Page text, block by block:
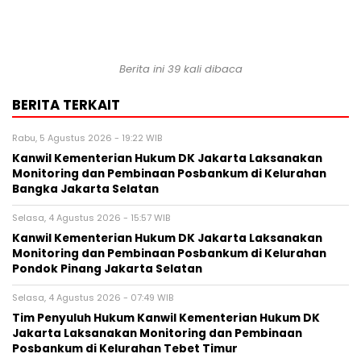
Berita ini 39 kali dibaca
BERITA TERKAIT
Rabu, 5 Agustus 2026 - 19:22 WIB
Kanwil Kementerian Hukum DK Jakarta Laksanakan
Monitoring dan Pembinaan Posbankum di Kelurahan
Bangka Jakarta Selatan
Selasa, 4 Agustus 2026 - 15:57 WIB
Kanwil Kementerian Hukum DK Jakarta Laksanakan
Monitoring dan Pembinaan Posbankum di Kelurahan
Pondok Pinang Jakarta Selatan
Selasa, 4 Agustus 2026 - 07:49 WIB
Tim Penyuluh Hukum Kanwil Kementerian Hukum DK
Jakarta Laksanakan Monitoring dan Pembinaan
Posbankum di Kelurahan Tebet Timur